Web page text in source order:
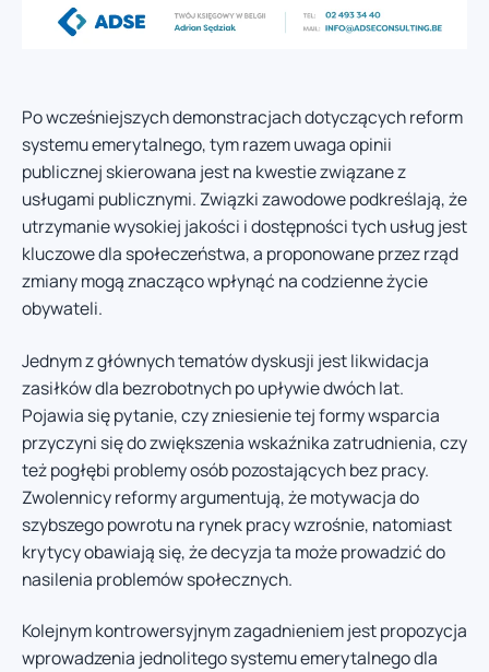
Po wcześniejszych demonstracjach dotyczących reform
systemu emerytalnego, tym razem uwaga opinii
publicznej skierowana jest na kwestie związane z
usługami publicznymi. Związki zawodowe podkreślają, że
utrzymanie wysokiej jakości i dostępności tych usług jest
kluczowe dla społeczeństwa, a proponowane przez rząd
zmiany mogą znacząco wpłynąć na codzienne życie
obywateli.
Jednym z głównych tematów dyskusji jest likwidacja
zasiłków dla bezrobotnych po upływie dwóch lat.
Pojawia się pytanie, czy zniesienie tej formy wsparcia
przyczyni się do zwiększenia wskaźnika zatrudnienia, czy
też pogłębi problemy osób pozostających bez pracy.
Zwolennicy reformy argumentują, że motywacja do
szybszego powrotu na rynek pracy wzrośnie, natomiast
krytycy obawiają się, że decyzja ta może prowadzić do
nasilenia problemów społecznych.
Kolejnym kontrowersyjnym zagadnieniem jest propozycja
wprowadzenia jednolitego systemu emerytalnego dla